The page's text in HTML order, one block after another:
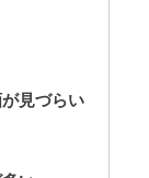
見づらい